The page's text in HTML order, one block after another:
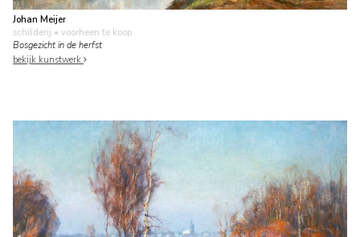
Johan Meijer
schilderij • voorheen te koop
Bosgezicht in de herfst
bekijk kunstwerk